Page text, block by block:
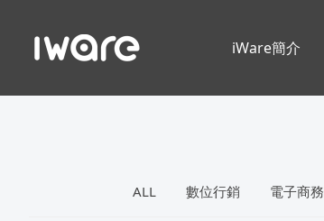
ALL 數位行銷 電子商務